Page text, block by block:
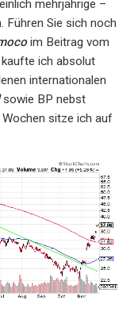
mehrjährige –
Führen Sie sich noch
im Beitrag vom
ich absolut
internationalen
sowie BP nebst
Wochen sitze ich auf